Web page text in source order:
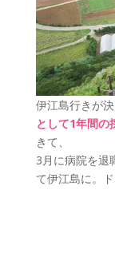
伊江島行きが
として1年間の
きて、
3月に病院を退
て伊江島に。